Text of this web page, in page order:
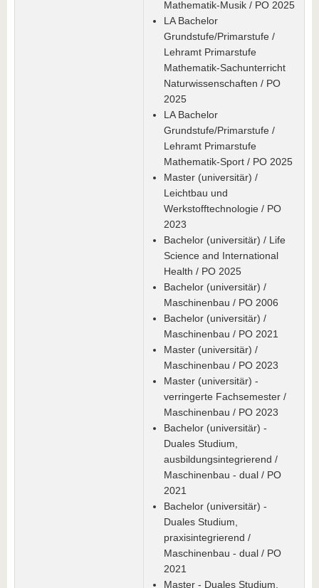
Mathematik-Musik / PO 2025
LA Bachelor
Grundstufe/Primarstufe /
Lehramt Primarstufe
Mathematik-Sachunterricht
Naturwissenschaften / PO
2025
LA Bachelor
Grundstufe/Primarstufe /
Lehramt Primarstufe
Mathematik-Sport / PO 2025
Master (universitär) /
Leichtbau und
Werkstofftechnologie / PO
2023
Bachelor (universitär) / Life
Science and International
Health / PO 2025
Bachelor (universitär) /
Maschinenbau / PO 2006
Bachelor (universitär) /
Maschinenbau / PO 2021
Master (universitär) /
Maschinenbau / PO 2023
Master (universitär) -
verringerte Fachsemester /
Maschinenbau / PO 2023
Bachelor (universitär) -
Duales Studium,
ausbildungsintegrierend /
Maschinenbau - dual / PO
2021
Bachelor (universitär) -
Duales Studium,
praxisintegrierend /
Maschinenbau - dual / PO
2021
Master - Duales Studium,